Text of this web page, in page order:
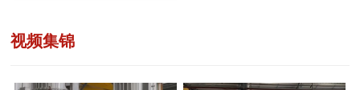
视频集锦